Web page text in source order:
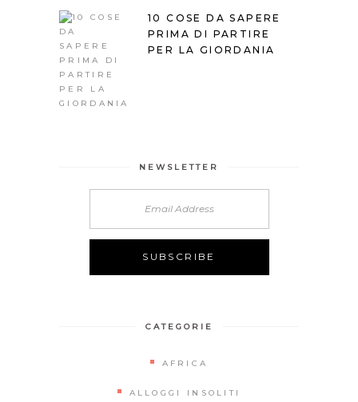
10 COSE DA SAPERE
PRIMA DI PARTIRE
PER LA GIORDANIA
NEWSLETTER
CATEGORIE
AFRICA
ALLOGGI INSOLITI